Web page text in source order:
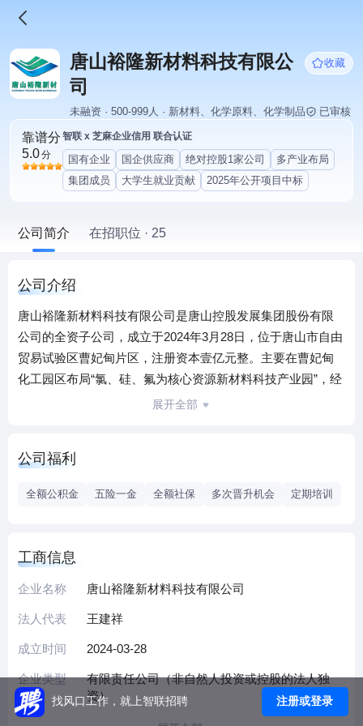
唐山裕隆新材料科技有限公
司
收藏
未融资 · 500-999人 · 新材料、化学原料、化学制品 已审核
靠谱分
5.0分
智联 x 芝麻企业信用 联合认证
国有企业 国企供应商 绝对控股1家公司
多产业布局
集团成员
大学生就业贡献 2025年公开项目中标
公司简介 在招职位 · 25
公司介绍
唐山裕隆新材料科技有限公司是唐山控股发展集团股份有限
公司的全资子公司，成立于2024年3月28日，位于唐山市自由
贸易试验区曹妃甸片区，注册资本壹亿元整。主要在曹妃甸
化工园区布局“氯、硅、氟为核心资源新材料科技产业园”，经
营烧碱、环氧氯丙烷、环氧树脂及其高端应用树脂制品。
展开全部
公司福利
全额公积金 五险一金 全额社保 多次晋升机会 定期培训
工商信息
企业名称 唐山裕隆新材料科技有限公司
法人代表 王建祥
成立时间 2024-03-28
企业类型
有限责任公司（非自然人投资或控股的法人独
资）
找风口工作，就上智联招聘 注册或登录